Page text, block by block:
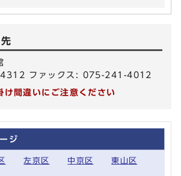
ファックス: 075-241-4012
け間違いにご注意ください
ジ
左京区 中京区 東山区